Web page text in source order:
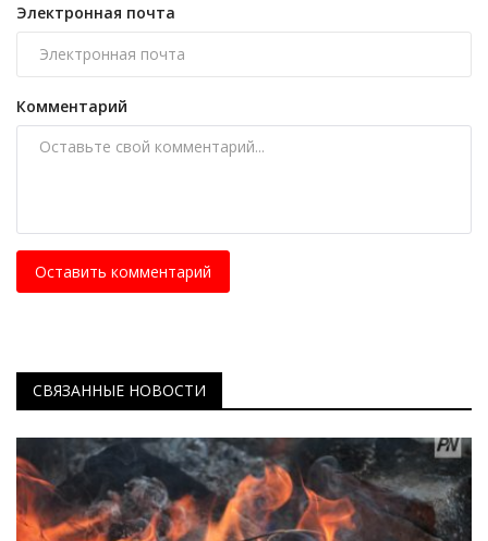
Электронная почта
Комментарий
Оставить комментарий
СВЯЗАННЫЕ НОВОСТИ